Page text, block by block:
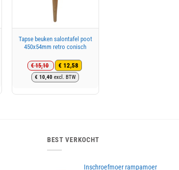
Tapse beuken salontafel poot
450x54mm retro conisch
€15,10
Oorspronkelijke
prijs
€ 12,58
Huidige
prijs
€ 10,40 excl. BTW
BEST VERKOCHT
Inschroefmoer rampamoer